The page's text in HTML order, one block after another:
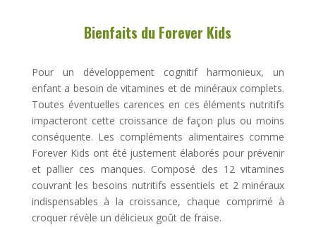
Bienfaits du Forever Kids
Pour un développement cognitif harmonieux, un
enfant a besoin de vitamines et de minéraux complets.
Toutes éventuelles carences en ces éléments nutritifs
impacteront cette croissance de façon plus ou moins
conséquente. Les compléments alimentaires comme
Forever Kids ont été justement élaborés pour prévenir
et pallier ces manques. Composé des 12 vitamines
couvrant les besoins nutritifs essentiels et 2 minéraux
indispensables à la croissance, chaque comprimé à
croquer révèle un délicieux goût de fraise.